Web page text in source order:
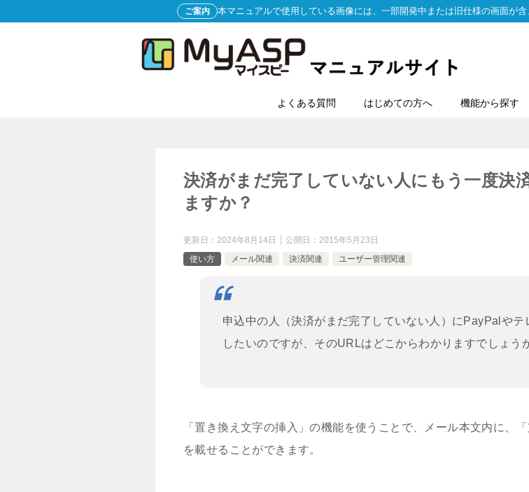
ご案内 本マニュアルで使用している画像には、一部開発中または旧仕様の画面が
よくある質問 はじめての方へ 機能から探す
決済がまだ完了していない人にもう一度決
ますか？
更新日： 2024年8月14日 公開日： 2015年5月23日
使い方
メール関連 決済関連 ユーザー管理関連
申込中の人（決済がまだ完了していない人）にPayPalや
したいのですが、そのURLはどこからわかりますでしょう
「置き換え文字の挿入」の機能を使うことで、メール本文内に、
を載せることができます。